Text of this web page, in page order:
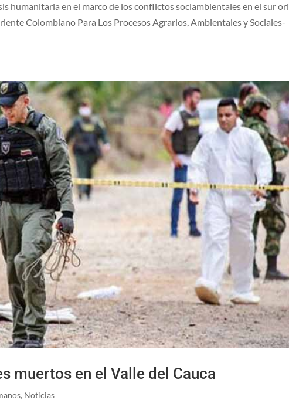
humanitaria en el marco de los conflictos sociambientales en el sur
Colombiano Para Los Procesos Agrarios, Ambientales y Sociales-
muertos en el Valle del Cauca
, Noticias